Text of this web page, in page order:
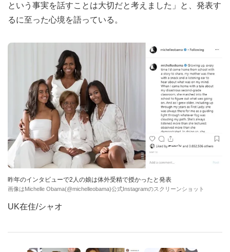
という事実を話すことは大切だと考えました」と、発表す
るに至った心境を語っている。
昨年のインタビューで2人の娘は体外受精で授かったと発表
画像はMichelle Obama(@michelleobama)公式Instagramのスクリーンショット
UK在住/シャオ